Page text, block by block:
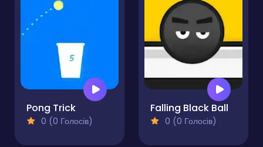
Pong Trick
0 (0 Голосів)
Falling Black Ball
0 (0 Голосів)